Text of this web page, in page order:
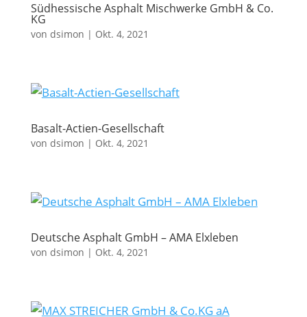
Südhessische Asphalt Mischwerke GmbH & Co.
KG
von dsimon | Okt. 4, 2021
Basalt-Actien-Gesellschaft
von dsimon | Okt. 4, 2021
Deutsche Asphalt GmbH – AMA Elxleben
von dsimon | Okt. 4, 2021